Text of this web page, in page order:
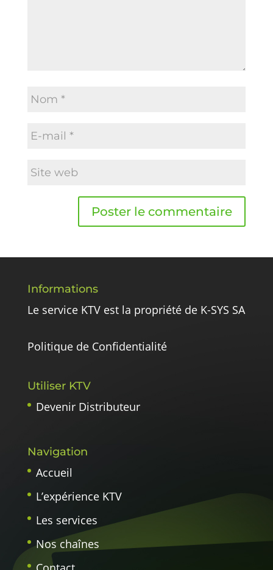
Informations
Le service KTV est la propriété de K-SYS SA
Politique de Confidentialité
Utiliser KTV
Devenir Distributeur
Navigation
Accueil
L’expérience KTV
Les services
Nos chaînes